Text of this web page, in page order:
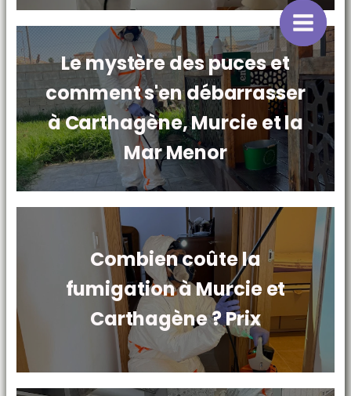
Le mystère des puces et
comment s'en débarrasser
à Carthagène, Murcie et la
Mar Menor
Combien coûte la
fumigation à Murcie et
Carthagène ? Prix